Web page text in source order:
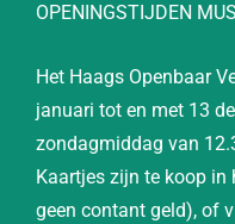
OPENINGSTIJDEN
Het Haags Openbaar
januari tot en met 13
zondagmiddag van
Kaartjes zijn te koop
geen contant geld), of